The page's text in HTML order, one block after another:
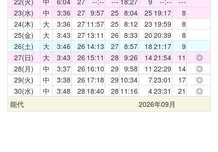
23(水)
中 3:36 27 9:57 25 8:04 25 19:17 8
24(木)
大 3:36 27 11:57 25 8:12 23 19:59 8
25(金)
大 3:43 27 13:11 26 8:33 20 20:39 8
26(土)
大 3:46 26 14:13 27 8:57 18 21:17 9
27(日)
大 3:43 26 15:11 28 9:26 1421:54 11 ◎
28(月)
中 3:37 26 16:10 29 9:58 11 22:29 14 ◎
29(火)
中 3:38 26 17:18 29 10:34 723:01 17 ◎
30(水)
中 3:48 28 18:40 28 11:16 423:31 21 ◎
能代
2026年09月